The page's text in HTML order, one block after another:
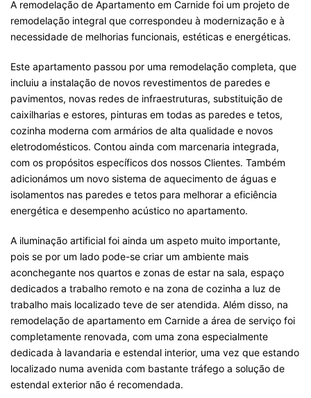
A remodelação de Apartamento em Carnide foi um projeto de
remodelação integral que correspondeu à modernização e à
necessidade de melhorias funcionais, estéticas e energéticas.
Este apartamento passou por uma remodelação completa, que
incluiu a instalação de novos revestimentos de paredes e
pavimentos, novas redes de infraestruturas, substituição de
caixilharias e estores, pinturas em todas as paredes e tetos,
cozinha moderna com armários de alta qualidade e novos
eletrodomésticos. Contou ainda com marcenaria integrada,
com os propósitos específicos dos nossos Clientes. Também
adicionámos um novo sistema de aquecimento de águas e
isolamentos nas paredes e tetos para melhorar a eficiência
energética e desempenho acústico no apartamento.
A iluminação artificial foi ainda um aspeto muito importante,
pois se por um lado pode-se criar um ambiente mais
aconchegante nos quartos e zonas de estar na sala, espaço
dedicados a trabalho remoto e na zona de cozinha a luz de
trabalho mais localizado teve de ser atendida. Além disso, na
remodelação de apartamento em Carnide a área de serviço foi
completamente renovada, com uma zona especialmente
dedicada à lavandaria e estendal interior, uma vez que estando
localizado numa avenida com bastante tráfego a solução de
estendal exterior não é recomendada.